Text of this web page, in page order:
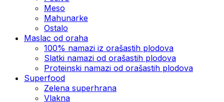
Meso
Mahunarke
Ostalo
Maslac od oraha
100% namazi iz orašastih plodova
Slatki namazi od orašastih plodova
Proteinski namazi od orašastih plodova
Superfood
Zelena superhrana
Vlakna